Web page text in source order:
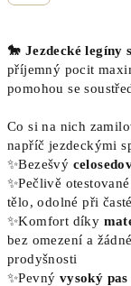
🐎 Jezdecké legíny
příjemný pocit
pomohou se
Co si na nich
napříč jezdeckými
✨Bezešvý
✨Pečlivě otestované
tělo, odolné při
✨Komfort díky
bez omezení a
prodyšnosti
✨Pevný vysoký pas